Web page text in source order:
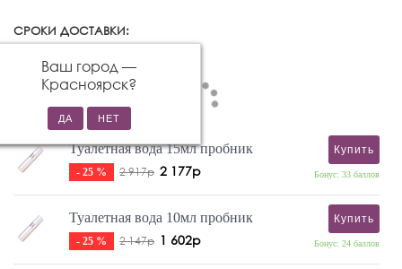
СРОКИ ДОСТАВКИ:
Ваш город —
Красноярск?
Туалетная вода 15мл пробник
- 25 % 2 917р 2 177р
Купить
Бонус: 33 баллов
Туалетная вода 10мл пробник
- 25 % 2 147р 1 602р
Купить
Бонус: 24 баллов